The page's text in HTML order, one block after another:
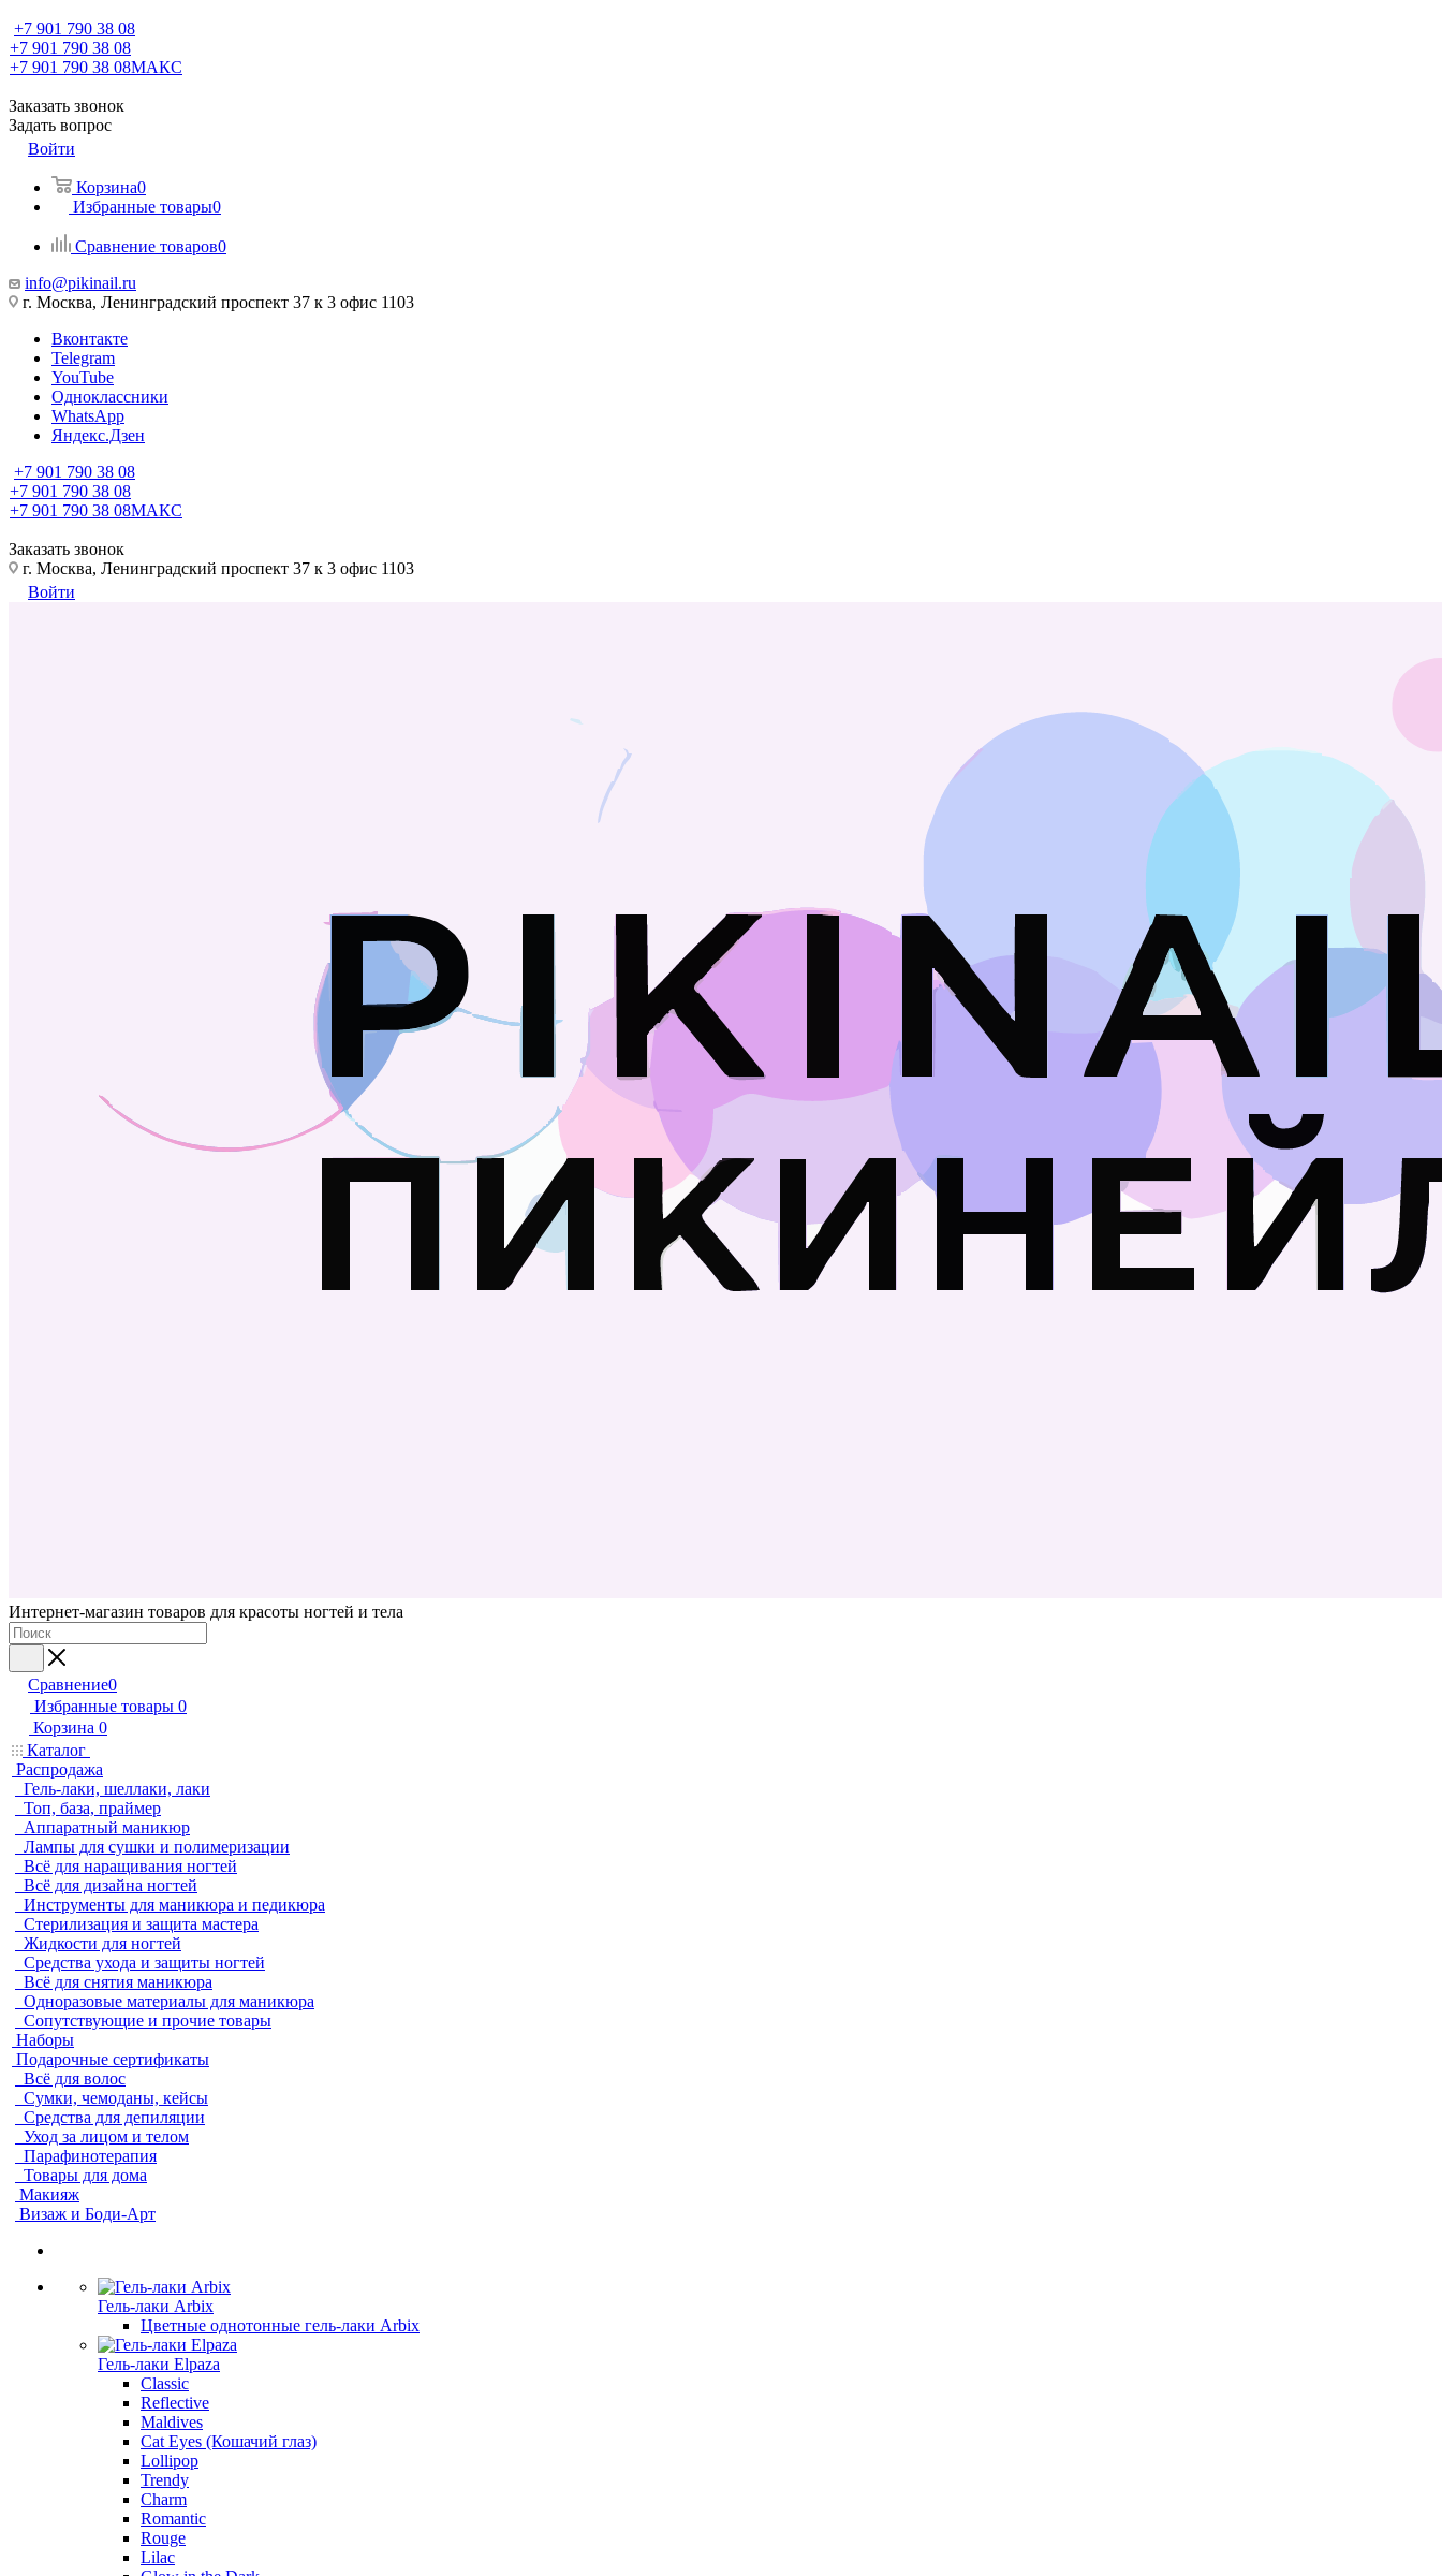
+7 901 790 38 08
+7 901 790 38 08
+7 901 790 38 08МАКС
Заказать звонок
Задать вопрос
Войти
Корзина0
Избранные товары0
Сравнение товаров0
info@pikinail.ru
г. Москва, Ленинградский проспект 37 к 3 офис 1103
Вконтакте
Telegram
YouTube
Одноклассники
WhatsApp
Яндекс.Дзен
+7 901 790 38 08
+7 901 790 38 08
+7 901 790 38 08МАКС
Заказать звонок
г. Москва, Ленинградский проспект 37 к 3 офис 1103
Войти
Интернет-магазин товаров для красоты ногтей и тела
Сравнение0
Избранные товары 0
Корзина 0
Каталог
Распродажа
Гель-лаки, шеллаки, лаки
Топ, база, праймер
Аппаратный маникюр
Лампы для сушки и полимеризации
Всё для наращивания ногтей
Всё для дизайна ногтей
Инструменты для маникюра и педикюра
Стерилизация и защита мастера
Жидкости для ногтей
Средства ухода и защиты ногтей
Всё для снятия маникюра
Одноразовые материалы для маникюра
Сопутствующие и прочие товары
Наборы
Подарочные сертификаты
Всё для волос
Сумки, чемоданы, кейсы
Средства для депиляции
Уход за лицом и телом
Парафинотерапия
Товары для дома
Макияж
Визаж и Боди-Арт
Гель-лаки Arbix
Цветные однотонные гель-лаки Arbix
Гель-лаки Elpaza
Classic
Reflective
Maldives
Cat Eyes (Кошачий глаз)
Lollipop
Trendy
Charm
Romantic
Rouge
Lilac